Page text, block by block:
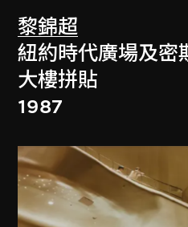
黎錦超
紐約時代廣場及密
大樓拼貼
1987